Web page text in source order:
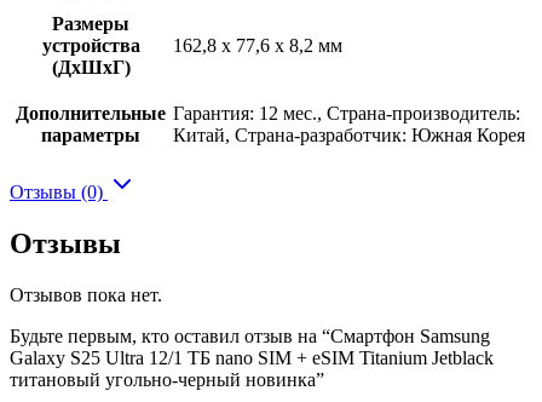
Размеры
устройства
(ДхШхГ)
162,8 x 77,6 x 8,2 мм
Дополнительные
параметры
Гарантия: 12 мес., Страна-производитель:
Китай, Страна-разработчик: Южная Корея
Отзывы (0)
Отзывы
Отзывов пока нет.
Будьте первым, кто оставил отзыв на “Смартфон Samsung
Galaxy S25 Ultra 12/1 ТБ nano SIM + eSIM Titanium Jetblack
титановый угольно-черный новинка”